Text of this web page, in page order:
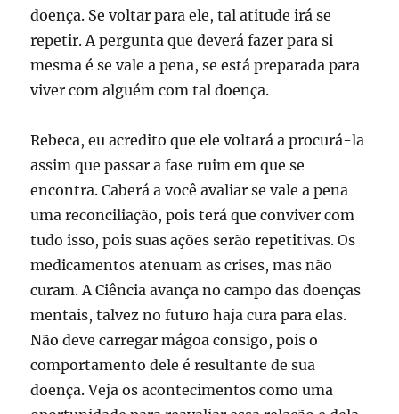
doença. Se voltar para ele, tal atitude irá se
repetir. A pergunta que deverá fazer para si
mesma é se vale a pena, se está preparada para
viver com alguém com tal doença.
Rebeca, eu acredito que ele voltará a procurá-la
assim que passar a fase ruim em que se
encontra. Caberá a você avaliar se vale a pena
uma reconciliação, pois terá que conviver com
tudo isso, pois suas ações serão repetitivas. Os
medicamentos atenuam as crises, mas não
curam. A Ciência avança no campo das doenças
mentais, talvez no futuro haja cura para elas.
Não deve carregar mágoa consigo, pois o
comportamento dele é resultante de sua
doença. Veja os acontecimentos como uma